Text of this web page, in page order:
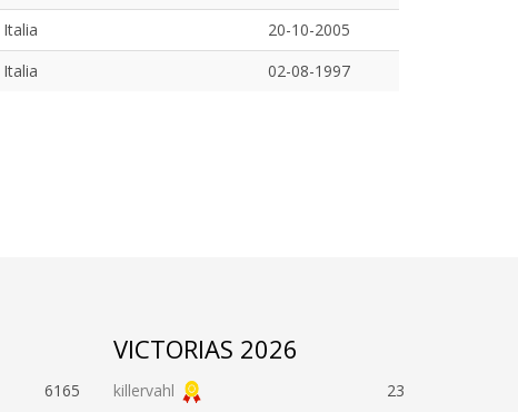
Italia
20-10-2005
Italia 02-08-1997
6165
VICTORIAS 2026
killervahl
23